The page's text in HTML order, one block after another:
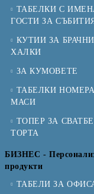
ТАБЕЛКИ С
ГОСТИ ЗА
КУТИИ ЗА БРАЧНИ
ХАЛКИ
ЗА КУМОВЕТЕ
ТАБЕЛКИ
МАСИ
ТОПЕР ЗА
ТОРТА
БИЗНЕС -
продукти
ТАБЕЛИ ЗА